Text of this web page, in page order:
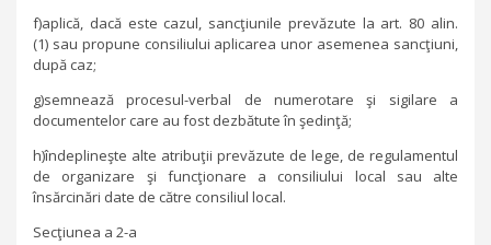
f)aplică, dacă este cazul, sancţiunile prevăzute la art. 80 alin.
(1) sau propune consiliului aplicarea unor asemenea sancţiuni,
după caz;
g)semnează procesul-verbal de numerotare şi sigilare a
documentelor care au fost dezbătute în şedinţă;
h)îndeplineşte alte atribuţii prevăzute de lege, de regulamentul
de organizare şi funcţionare a consiliului local sau alte
însărcinări date de către consiliul local.
Secţiunea a 2-a